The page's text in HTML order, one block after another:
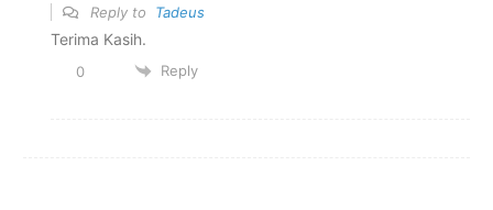
Reply to Tadeus
Terima Kasih.
0 Reply